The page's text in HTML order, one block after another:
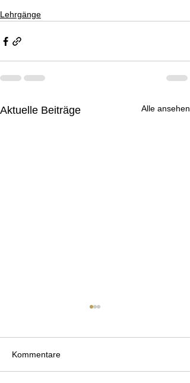
Lehrgänge
Aktuelle Beiträge Alle ansehen
Kommentare